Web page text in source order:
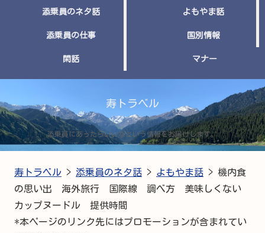
寿トラベル
添乗員にあったらいいなという情報をお届けします。
添乗員のネタ話 よもやま話
添乗員の仕事 国別情報
閑話 マナー
寿トラベル > 添乗員のネタ話 > よもやま話 > 機内食
の思い出 海外旅行 国際線 調べ方 美味しくない
カップヌードル 提供時間
*本ページのリンク先にはプロモーションが含まれてい